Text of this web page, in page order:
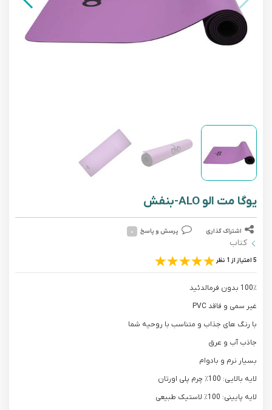
یوگا مت الو ALO-بنفش
اشتراک گذاری پرسش و پاسخ ۰
کتاب
5 امتیاز از 1 نظر
100٪ بدون فرمالدئید
غیر سمی و فاقد PVC
با رنگ های جذاب و متناسب با روحیه شما
جاذب آب و عرق
بسیار نرم و بادوام
لایه بالایی: 100٪ چرم پلی اورتان
لایه پایینی: 100٪ لاستیک طبیعی